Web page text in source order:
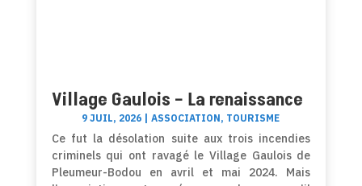
Village Gaulois – La renaissance
9 JUIL, 2026 |ASSOCIATION, TOURISME
Ce fut la désolation suite aux trois incendies
criminels qui ont ravagé le Village Gaulois de
Pleumeur-Bodou en avril et mai 2024. Mais